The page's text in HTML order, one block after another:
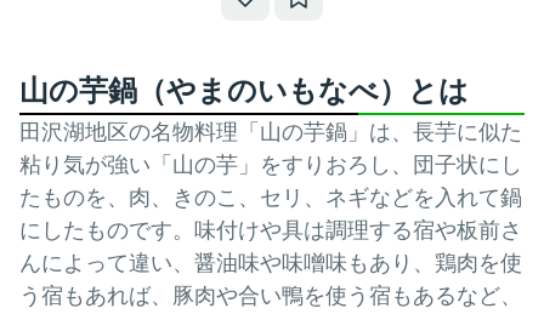
山の芋鍋（やまのいもなべ）とは
田沢湖地区の名物料理「山の芋鍋」は、長芋に似た
粘り気が強い「山の芋」をすりおろし、団子状にし
たものを、肉、きのこ、セリ、ネギなどを入れて鍋
にしたものです。味付けや具は調理する宿や板前さ
んによって違い、醤油味や味噌味もあり、鶏肉を使
う宿もあれば、豚肉や合い鴨を使う宿もあるなど、